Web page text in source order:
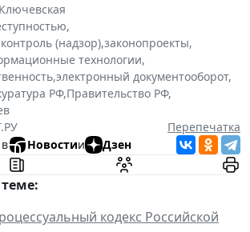
,
(надзор),законопроекты,
технологии,
,электронный документооборот,
РФ,Правительство РФ,
Перепечатка
Новостии Дзен
кодекс Российской